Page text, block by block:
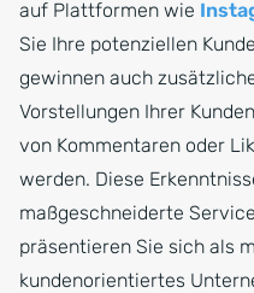
auf Plattformen wie
Sie Ihre potenziellen
gewinnen auch
Vorstellungen Ihrer
von Kommentaren oder
werden. Diese
maßgeschneiderte
präsentieren Sie sich als
kundenorientiertes